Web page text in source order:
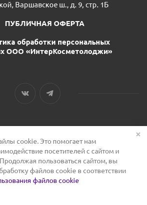
Варшавское ш., д. 9, стр. 1Б
ПУБЛИЧНАЯ ОФЕРТА
обработки персональных
ООО «ИнтерКосметолоджи»
© Сервис для косметологов
cookie. Это помогает нам
посетителей с сайтом и
пользоваться сайтом, вы
файлов cookie в соответствии
файлов cookie